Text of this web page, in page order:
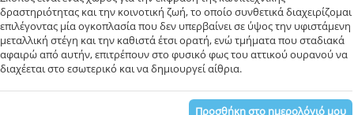
δραστηριότητας και την κοινοτική ζωή, το οποίο συνθετικά διαχειρίζομαι
επιλέγοντας μία ογκοπλασία που δεν υπερβαίνει σε ύψος την υφιστάμενη
μεταλλική στέγη και την καθιστά έτσι ορατή, ενώ τμήματα που σταδιακά
αφαιρώ από αυτήν, επιτρέπουν στο φυσικό φως του αττικού ουρανού να
διαχέεται στο εσωτερικό και να δημιουργεί αίθρια.
Προσθήκη στο ημερολόγιό μου